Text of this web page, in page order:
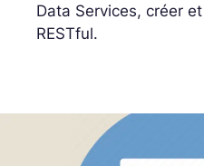
Data Services, créer
RESTful.